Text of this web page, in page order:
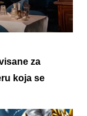
za
koja se